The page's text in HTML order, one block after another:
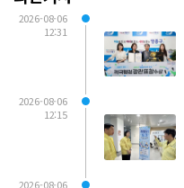
2026-08-06
12:31
2026-08-06
12:15
2026-08-06